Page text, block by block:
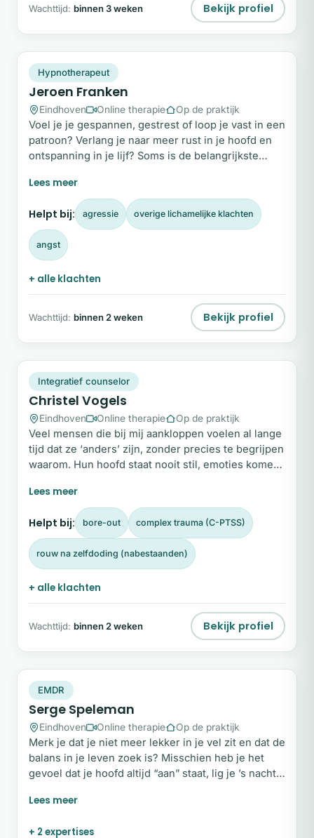
Wachttijd: binnen 3 weken Bekijk profiel
Plek beschikbaar
Hypnotherapeut
Jeroen Franken
Eindhoven Online therapie Op de praktijk
Voel je je gespannen, gestrest of loop je vast in een
patroon? Verlang je naar meer rust in je hoofd en
ontspanning in je lijf? Soms is de belangrijkste
stil? Welkom. Mijn naam is Jeroen, hypnotherapeut
in Eindhoven. Met hypnotherapie help ik je om
weer in contact te komen met jezelf, zodat je ruimte
kunt creëren voor rust, helderheid en balans.
Helpt bij: agressie overige lichamelijke klachten
angst
+ alle klachten
Wachttijd: binnen 2 weken Bekijk profiel
CV
Plek beschikbaar
Integratief counselor
Christel Vogels
Eindhoven Online therapie Op de praktijk
Veel mensen die bij mij aankloppen voelen al lange
tijd dat ze ‘anders’ zijn, zonder precies te begrijpen
waarom. Hun hoofd staat nooit stil, emoties komen
maar kost ondertussen enorm veel energie. In mijn
begeleiding staat niet het aanpassen aan de norm
centraal, maar het begrijpen van hoe jij werkt.
Helpt bij: bore-out complex trauma (C-PTSS)
rouw na zelfdoding (nabestaanden)
+ alle klachten
Wachttijd: binnen 2 weken Bekijk profiel
Plek beschikbaar
EMDR
Serge Speleman
Eindhoven Online therapie Op de praktijk
Merk je dat je niet meer lekker in je vel zit en dat de
balans in je leven zoek is? Misschien heb je het
gevoel dat je hoofd altijd “aan” staat, lig je ’s nachts
je het ontzettend moeilijk om de controle los te
opnieuw in dezelfde belemmerende patronen
+ 2 expertises